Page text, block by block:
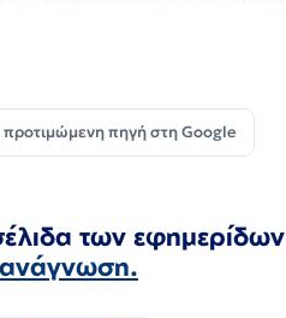
πηγή στη Google
των εφημερίδων
ανάγνωση.